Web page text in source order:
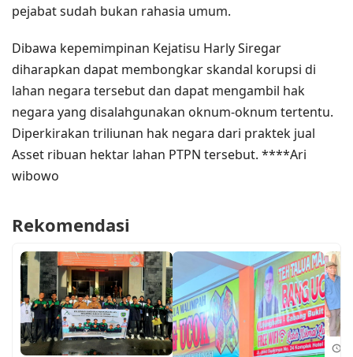
pejabat sudah bukan rahasia umum.
Dibawa kepemimpinan Kejatisu Harly Siregar
diharapkan dapat membongkar skandal korupsi di
lahan negara tersebut dan dapat mengambil hak
negara yang disalahgunakan oknum-oknum tertentu.
Diperkirakan triliunan hak negara dari praktek jual
Asset ribuan hektar lahan PTPN tersebut. ****Ari
wibowo
Rekomendasi